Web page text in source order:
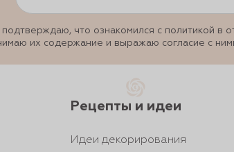
что ознакомился с политикой в
их содержание и выражаю согласие с
Рецепты и идеи
Идеи декорирования